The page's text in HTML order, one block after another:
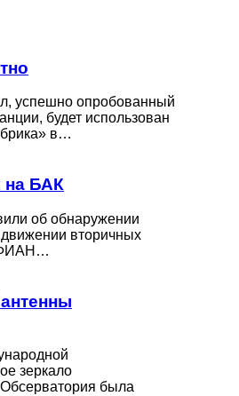
успешно опробованный
будет использован
в…
на БАК
об обнаружении
вторичных
ФИАН…
зеркало
Обсерватория была